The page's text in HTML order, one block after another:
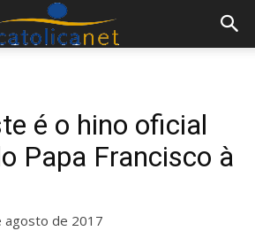
é o hino oficial
Papa Francisco à
agosto de 2017